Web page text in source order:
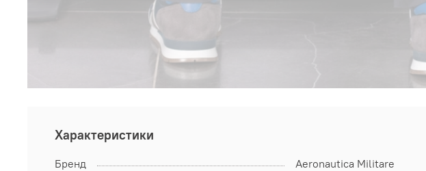
Характеристики
Бренд Aeronautica Militare